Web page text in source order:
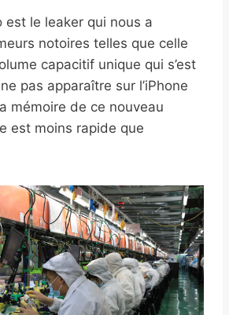
est le leaker qui nous a
notoires telles que celle
capacitif unique qui s’est
pas apparaître sur l’iPhone
mémoire de ce nouveau
est moins rapide que